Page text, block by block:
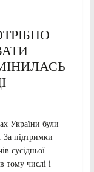
України були
За підтримки
сусідньої
тому числі і